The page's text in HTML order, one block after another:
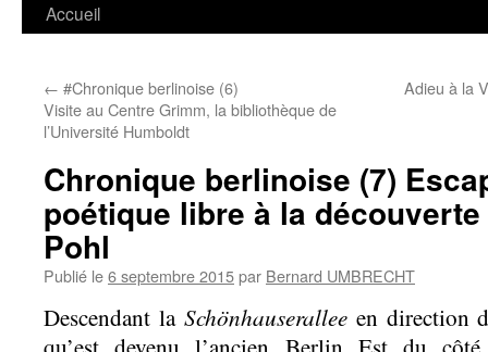
Accueil
← #Chronique berlinoise (6)
Visite au Centre Grimm, la bibliothèque de
l’Université Humboldt
Adieu à la
Chronique berlinoise (7)
poétique libre à la découverte
Pohl
Publié le6 septembre 2015par Bernard UMBRECHT
Descendant la Schönhauseralleeen direction